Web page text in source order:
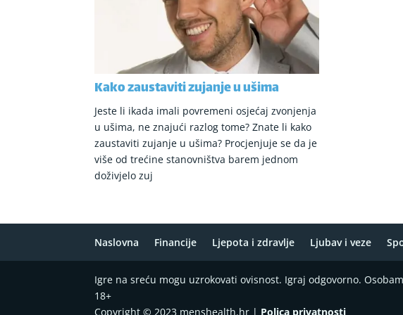
Kako zaustaviti zujanje u ušima
Jeste li ikada imali povremeni osjećaj zvonjenja
u ušima, ne znajući razlog tome? Znate li kako
zaustaviti zujanje u ušima? Procjenjuje se da je
više od trećine stanovništva barem jednom
doživjelo zuj
Naslovna Financije Ljepota i zdravlje Ljubav i veze
Igre na sreću mogu uzrokovati ovisnost. Igraj odgovorno.
18+
Copyright © 2023 menshealth.hr | Polica privatnosti